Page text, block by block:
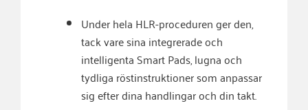
Under hela HLR-proceduren ger den,
tack vare sina integrerade och
intelligenta Smart Pads, lugna och
tydliga röstinstruktioner som anpassar
sig efter dina handlingar och din takt.